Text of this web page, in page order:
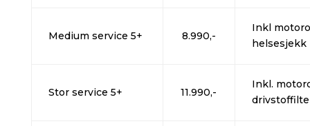
Medium service 5+ 8.990,-
Inkl
helsesjekk
Stor service 5+ 11.990,-
Inkl.